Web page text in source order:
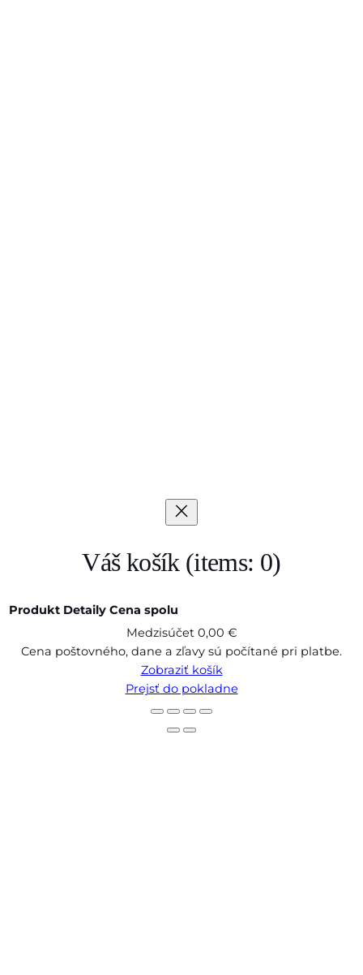
Váš košík (items: 0)
Produkty
Produkt Detaily Cena spolu
Medzisúčet 0,00 €
Cena poštovného, dane a zľavy sú počítané pri platbe.
Zobraziť košík
Prejsť do pokladne